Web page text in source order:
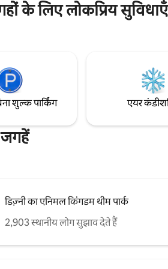
वॉटर
परिष्कार का प्रतीक है। सभी बाथरूम
अपना बाथरूम और शॉवर का सामान है।
के लिए लोकप्रिय सुविधाएँ
शुल्क पार्किंग एयर
जगहें
डिज़्नी का एनिमल किंगडम थीम पार्क
2,903 स्थानीय लोग सुझाव देते हैं